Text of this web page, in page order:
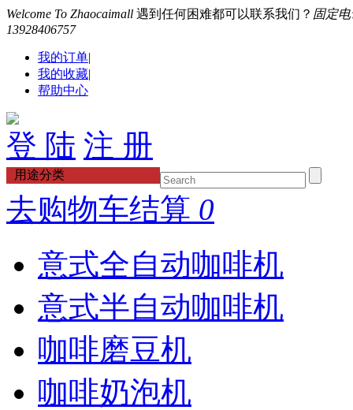
Welcome To Zhaocaimall 遇到任何困难都可以联系我们？ 固定电
13928406757
我的订单|
我的收藏|
帮助中心
登 陆 注 册
用途分类
去购物车结算 0
意式全自动咖啡机
意式半自动咖啡机
咖啡磨豆机
咖啡奶泡机